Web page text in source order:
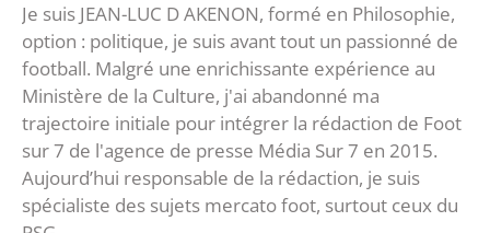
Je suis JEAN-LUC D AKENON, formé en Philosophie,
option : politique, je suis avant tout un passionné de
football. Malgré une enrichissante expérience au
Ministère de la Culture, j'ai abandonné ma
trajectoire initiale pour intégrer la rédaction de Foot
sur 7 de l'agence de presse Média Sur 7 en 2015.
Aujourd’hui responsable de la rédaction, je suis
spécialiste des sujets mercato foot, surtout ceux du